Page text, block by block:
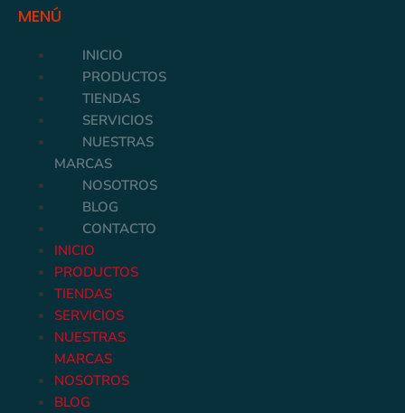
MENÚ
INICIO
PRODUCTOS
TIENDAS
SERVICIOS
NUESTRAS
MARCAS
NOSOTROS
BLOG
CONTACTO
INICIO
PRODUCTOS
TIENDAS
SERVICIOS
NUESTRAS
MARCAS
NOSOTROS
BLOG